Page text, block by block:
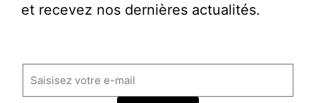
et recevez nos dernières actualités.